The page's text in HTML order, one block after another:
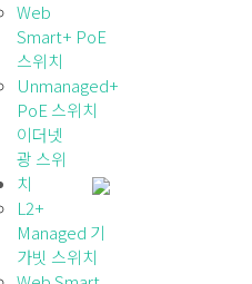
Web
Smart+ PoE
스위치
Unmanaged+
PoE 스위치
이더넷
광 스위
치
L2+
Managed 기
가빗 스위치